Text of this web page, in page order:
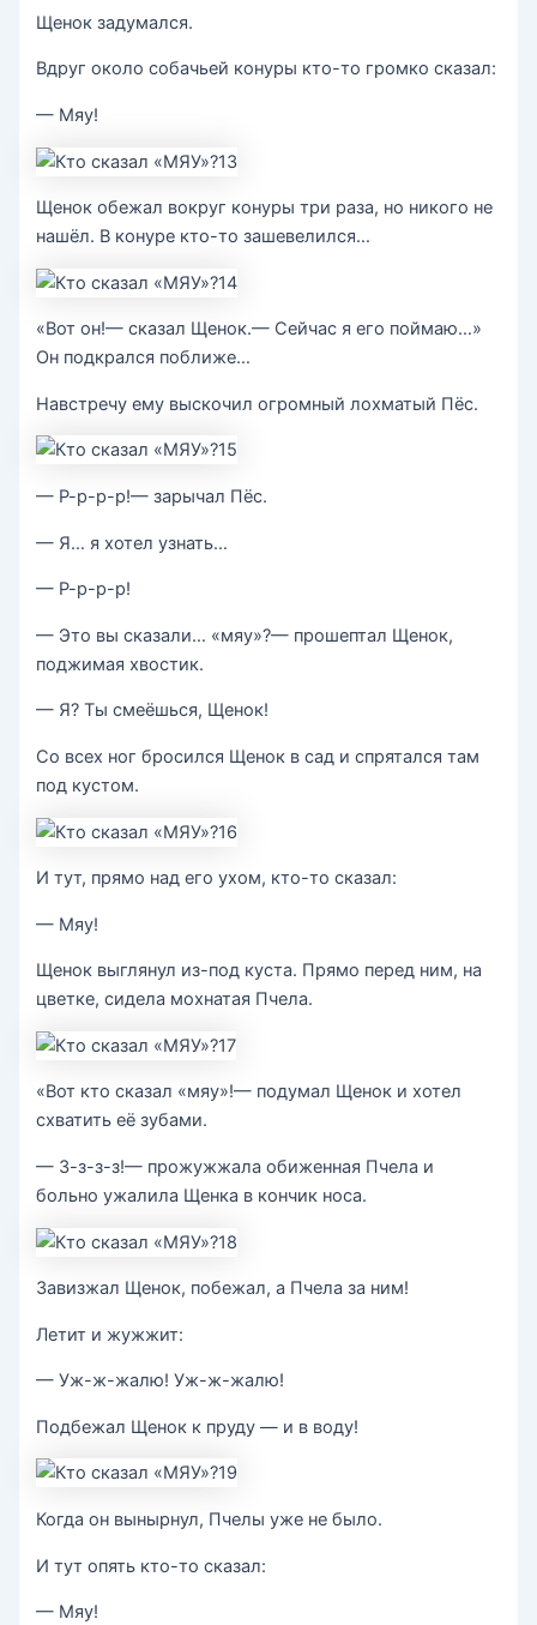
Щенок задумался.
Вдруг около собачьей конуры кто-то громко сказал:
— Мяу!
Щенок обежал вокруг конуры три раза, но никого не
нашёл. В конуре кто-то зашевелился…
«Вот он!— сказал Щенок.— Сейчас я его поймаю…»
Он подкрался поближе…
Навстречу ему выскочил огромный лохматый Пёс.
— Р-р-р-р!— зарычал Пёс.
— Я… я хотел узнать…
— Р-р-р-р!
— Это вы сказали… «мяу»?— прошептал Щенок,
поджимая хвостик.
— Я? Ты смеёшься, Щенок!
Со всех ног бросился Щенок в сад и спрятался там
под кустом.
И тут, прямо над его ухом, кто-то сказал:
— Мяу!
Щенок выглянул из-под куста. Прямо перед ним, на
цветке, сидела мохнатая Пчела.
«Вот кто сказал «мяу»!— подумал Щенок и хотел
схватить её зубами.
— З-з-з-з!— прожужжала обиженная Пчела и
больно ужалила Щенка в кончик носа.
Завизжал Щенок, побежал, а Пчела за ним!
Летит и жужжит:
— Уж-ж-жалю! Уж-ж-жалю!
Подбежал Щенок к пруду — и в воду!
Когда он вынырнул, Пчелы уже не было.
И тут опять кто-то сказал:
— Мяу!